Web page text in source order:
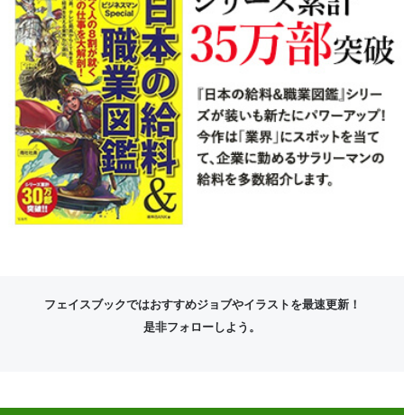
フェイスブックではおすすめジョブやイラストを最速更新！
是非フォローしよう。